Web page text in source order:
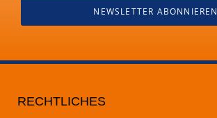
NEWSLETTER ABONNIEREN
RECHTLICHES